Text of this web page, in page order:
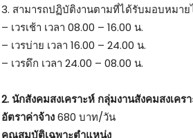
3. สามารถปฏิบัติงานตามที่ได้รับมอบหมาย
– เวรเช้า เวลา 08.00 – 16.00 น.
– เวรบ่าย เวลา 16.00 – 24.00 น.
– เวรดึก เวลา 24.00 – 08.00 น.
2. นักสังคมสงเคราะห์ กลุ่มงานสังคมสงเคร
อัตราค่าจ้าง680 บาท/วัน